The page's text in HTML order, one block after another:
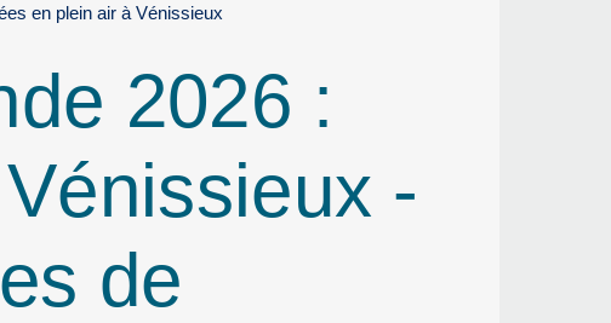
en plein air à Vénissieux
2026 :
-
de